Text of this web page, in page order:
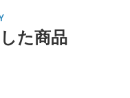
た商品